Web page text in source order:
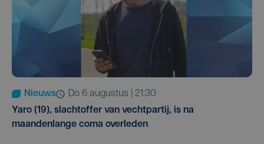
Nieuws
do 6 augustus | 21:30
Yaro (19), slachtoffer van vechtpartij, is na
maandenlange coma overleden